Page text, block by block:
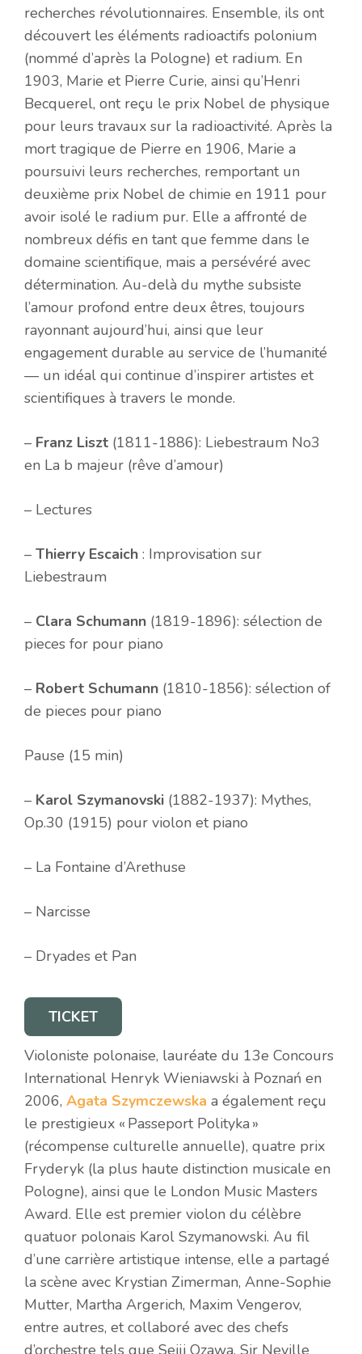
recherches révolutionnaires. Ensemble, ils ont
découvert les éléments radioactifs polonium
(nommé d’après la Pologne) et radium. En
1903, Marie et Pierre Curie, ainsi qu’Henri
Becquerel, ont reçu le prix Nobel de physique
pour leurs travaux sur la radioactivité. Après la
mort tragique de Pierre en 1906, Marie a
poursuivi leurs recherches, remportant un
deuxième prix Nobel de chimie en 1911 pour
avoir isolé le radium pur. Elle a affronté de
nombreux défis en tant que femme dans le
domaine scientifique, mais a persévéré avec
détermination. Au-delà du mythe subsiste
l’amour profond entre deux êtres, toujours
rayonnant aujourd’hui, ainsi que leur
engagement durable au service de l’humanité
— un idéal qui continue d’inspirer artistes et
scientifiques à travers le monde.
– Franz Liszt (1811-1886): Liebestraum No3
en La b majeur (rêve d’amour)
– Lectures
– Thierry Escaich : Improvisation sur
Liebestraum
– Clara Schumann (1819-1896): sélection de
pieces for pour piano
– Robert Schumann (1810-1856): sélection of
de pieces pour piano
Pause (15 min)
– Karol Szymanovski (1882-1937): Mythes,
Op.30 (1915) pour violon et piano
– La Fontaine d’Arethuse
– Narcisse
– Dryades et Pan
TICKET
Violoniste polonaise, lauréate du 13e Concours
International Henryk Wieniawski à Poznań en
2006, Agata Szymczewska a également reçu
le prestigieux « Passeport Polityka »
(récompense culturelle annuelle), quatre prix
Fryderyk (la plus haute distinction musicale en
Pologne), ainsi que le London Music Masters
Award. Elle est premier violon du célèbre
quatuor polonais Karol Szymanowski. Au fil
d’une carrière artistique intense, elle a partagé
la scène avec Krystian Zimerman, Anne-Sophie
Mutter, Martha Argerich, Maxim Vengerov,
entre autres, et collaboré avec des chefs
d’orchestre tels que Seiji Ozawa, Sir Neville